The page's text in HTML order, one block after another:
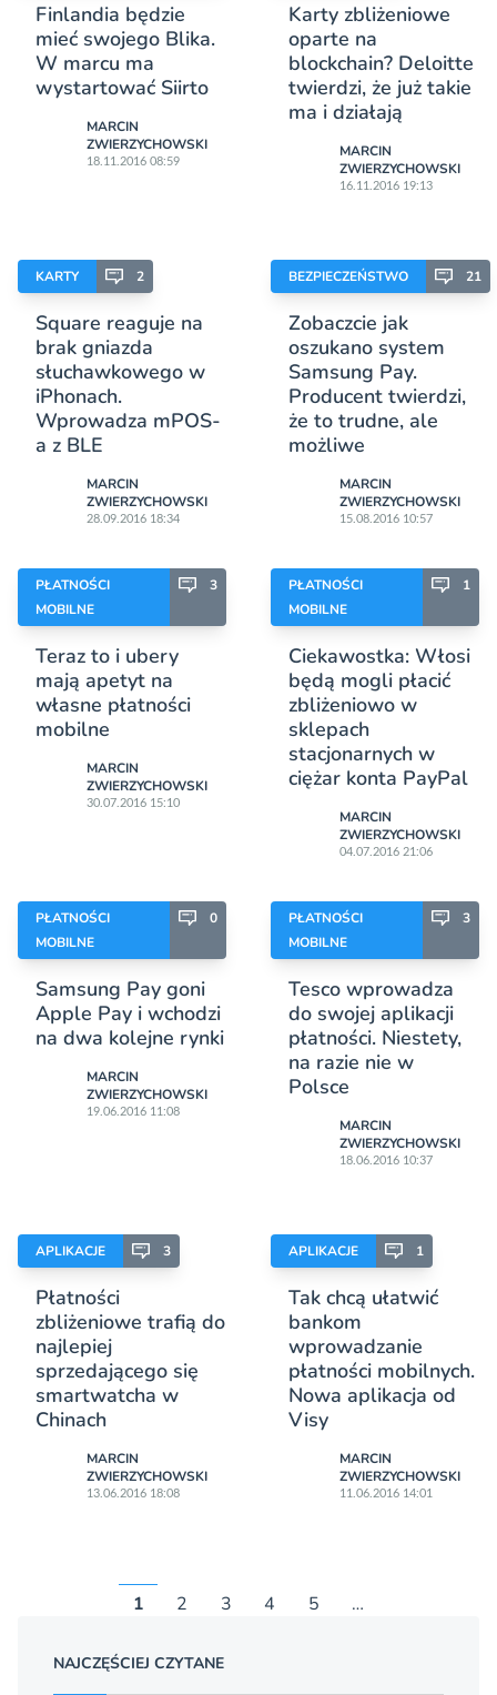
Finlandia będzie
mieć swojego Blika.
W marcu ma
wystartować Siirto
MARCIN
ZWIERZYCHOWSKI
18.11.2016 08:59
Karty zbliżeniowe
oparte na
blockchain? Deloitte
twierdzi, że już takie
ma i działają
MARCIN
ZWIERZYCHOWSKI
16.11.2016 19:13
KARTY 2
Square reaguje na
brak gniazda
słuchawkowego w
iPhonach.
Wprowadza mPOS-
a z BLE
MARCIN
ZWIERZYCHOWSKI
28.09.2016 18:34
BEZPIECZEŃSTWO 21
Zobaczcie jak
oszukano system
Samsung Pay.
Producent twierdzi,
że to trudne, ale
możliwe
MARCIN
ZWIERZYCHOWSKI
15.08.2016 10:57
PŁATNOŚCI
MOBILNE
3
Teraz to i ubery
mają apetyt na
własne płatności
mobilne
MARCIN
ZWIERZYCHOWSKI
30.07.2016 15:10
PŁATNOŚCI
MOBILNE
1
Ciekawostka: Włosi
będą mogli płacić
zbliżeniowo w
sklepach
stacjonarnych w
ciężar konta PayPal
MARCIN
ZWIERZYCHOWSKI
04.07.2016 21:06
PŁATNOŚCI
MOBILNE
0
Samsung Pay goni
Apple Pay i wchodzi
na dwa kolejne rynki
MARCIN
ZWIERZYCHOWSKI
19.06.2016 11:08
PŁATNOŚCI
MOBILNE
3
Tesco wprowadza
do swojej aplikacji
płatności. Niestety,
na razie nie w
Polsce
MARCIN
ZWIERZYCHOWSKI
18.06.2016 10:37
APLIKACJE 3
Płatności
zbliżeniowe trafią do
najlepiej
sprzedającego się
smartwatcha w
Chinach
MARCIN
ZWIERZYCHOWSKI
13.06.2016 18:08
APLIKACJE 1
Tak chcą ułatwić
bankom
wprowadzanie
płatności mobilnych.
Nowa aplikacja od
Visy
MARCIN
ZWIERZYCHOWSKI
11.06.2016 14:01
1 2 3 4 5 …
NAJCZĘŚCIEJ CZYTANE